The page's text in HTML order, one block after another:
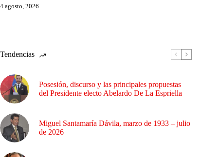
4 agosto, 2026
Tendencias
Posesión, discurso y las principales propuestas
del Presidente electo Abelardo De La Espriella
Miguel Santamaría Dávila, marzo de 1933 – julio
de 2026